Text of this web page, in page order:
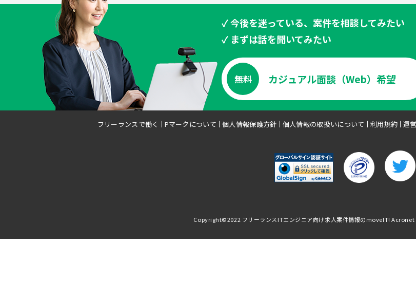
✓ 今後を迷っている、案件を相談してみたい
✓ まずは話を聞いてみたい
無料 カジュアル面談（Web）希望
フリーランスで働く Pマークについて 個人情報保護方針 個人情報の取扱いについて 利用規約 運
Copyright©2022 フリーランスITエンジニア向け求人案件情報のmoveIT! Acronet